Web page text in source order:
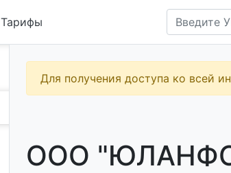
Тарифы
Для получения доступа ко всей
ООО